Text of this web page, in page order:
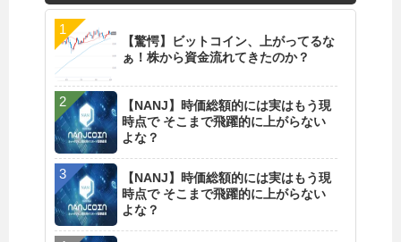
【驚愕】ビットコイン、上がってるな
ぁ！株から資金流れてきたのか？
【NANJ】時価総額的には実はもう現
時点で そこまで飛躍的に上がらない
よな？
【NANJ】時価総額的には実はもう現
時点で そこまで飛躍的に上がらない
よな？